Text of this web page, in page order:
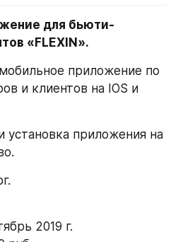
для бьюти-
«FLEXIN».
мобильное приложение по
и клиентов на IOS и
установка приложения на
2019 г.